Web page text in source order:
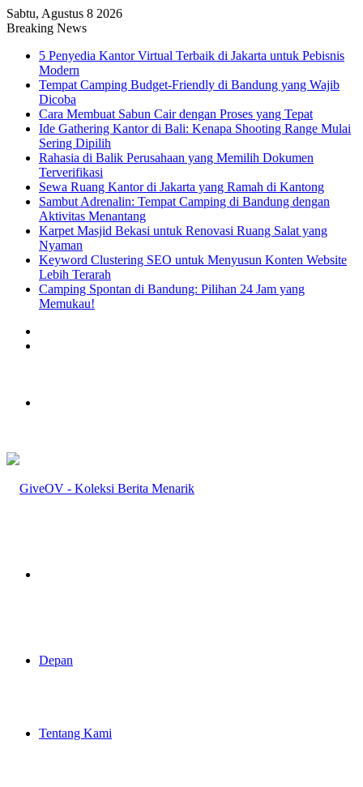
Sabtu, Agustus 8 2026
Breaking News
5 Penyedia Kantor Virtual Terbaik di Jakarta untuk Pebisnis
Modern
Tempat Camping Budget-Friendly di Bandung yang Wajib
Dicoba
Cara Membuat Sabun Cair dengan Proses yang Tepat
Ide Gathering Kantor di Bali: Kenapa Shooting Range Mulai
Sering Dipilih
Rahasia di Balik Perusahaan yang Memilih Dokumen
Terverifikasi
Sewa Ruang Kantor di Jakarta yang Ramah di Kantong
Sambut Adrenalin: Tempat Camping di Bandung dengan
Aktivitas Menantang
Karpet Masjid Bekasi untuk Renovasi Ruang Salat yang
Nyaman
Keyword Clustering SEO untuk Menyusun Konten Website
Lebih Terarah
Camping Spontan di Bandung: Pilihan 24 Jam yang
Memukau!
Depan
Tentang Kami